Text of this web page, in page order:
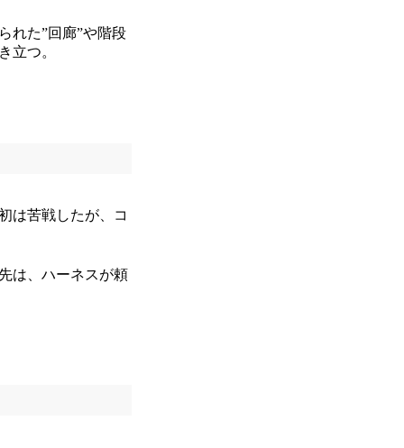
れた”回廊”や階段
立つ。
は苦戦したが、コ
は、ハーネスが頼